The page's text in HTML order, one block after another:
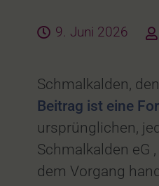
9. Juni 2026
Schmalkalden,
Beitrag ist eine
ursprünglichen,
Schmalkalden eG
dem Vorgang